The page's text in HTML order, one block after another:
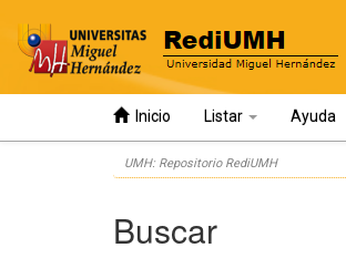
Inicio Listar Ayuda
UMH: Repositorio RediUMH
Buscar